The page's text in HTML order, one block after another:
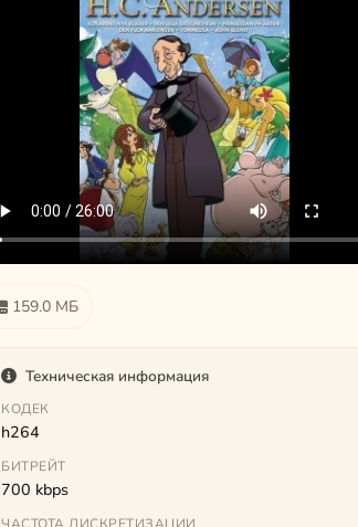
159.0 МБ
Техническая информация
КОДЕК
h264
БИТРЕЙТ
700 kbps